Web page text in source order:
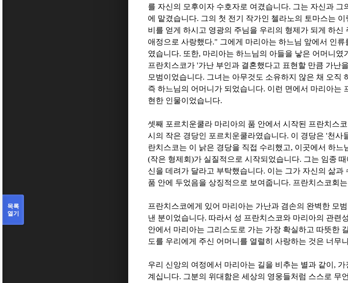
를 자신의 모후이자 수호자로 여겼습니다. 그는 자신과 그
에 맡겼습니다. 그의 첫 전기 작가인 첼라노의 토마스는
비를 얻게 하시고 영광의 주님을 우리의 형제가 되게 하
애정으로 사랑했다." 그에게 마리아는 하느님 앞에서 인
였습니다. 또한, 마리아는 하느님의 아들을 낳은 어머니
프란치스코가 '가난 부인과 결혼했다고 표현할 만큼 가난
모범이었습니다. 그녀는 아무것도 소유하지 않은 채 오직
즉 하느님의 어머니가 되었습니다. 이런 면에서 마리아는
현한 인물이었습니다.
셋째 포르치운쿨라 마리아의 품 안에서 시작된 프란치스코
시의 작은 경당인 포르치운쿨라였습니다. 이 경당은 '천사
란치스코는 이 낡은 경당을 직접 수리했고, 이곳에서 하느
(작은 형제회 )가 실질적으로 시작되었습니다. 그는 임종
신을 데려가 달라고 부탁했습니다. 이는 그가 자신의 삶과
품 안에 두었음을 상징적으로 보여줍니다. 프란치스코회
프란치스코에게 있어 마리아는 가난과 겸손의 완벽한 모
낸 분이었습니다. 따라서 성 프란치스코와 마리아의 관련
안에서 마리아는 그리스도로 가는 가장 확실하고 따뜻한
도를 우리에게 주신 어머니를 열렬히 사랑하는 것은 너무
우리 신앙의 여정에서 마리아는 길을 비추는 별과 같이 , 가
계십니다. 그분의 위대함은 세상의 영웅들처럼 스스로 무
목록
열기